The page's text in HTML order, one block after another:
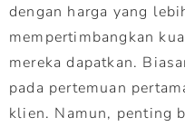
dengan harga yang
mempertimbangkan
mereka dapatkan.
pada pertemuan
klien. Namun, penting